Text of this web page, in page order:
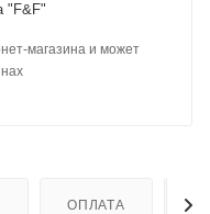
"F&F"
магазина и может
ОПЛАТА